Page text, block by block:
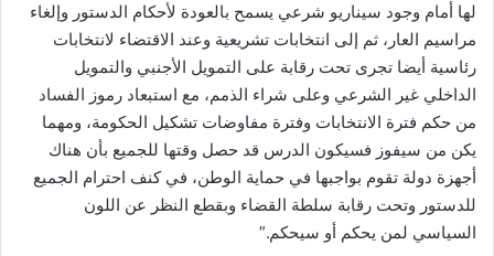
لها أمام وجود سيناريو شرعي يسمح بالعودة لأحكام الدستور وإلغاء
مراسيم العار، ثم إلى انتخابات تشريعية وعند الاقتضاء لانتخابات
رئاسية أيضا تجرى تحت رقابة على التمويل الأجنبي والتمويل
الداخلي غير الشرعي وعلى شراء الذمم، مع استبعاد رموز الفساد
من حكم فترة الانتخابات وفترة مفاوضات تشكيل الحكومة، ومهما
يكن من سيفوز فسيكون الدرس قد حصل وقتها للجميع بأن هناك
أجهزة دولة تقوم بواجبها في حماية الوطن، في كنف احترام الجميع
للدستور وتحت رقابة سلطة القضاء وبقطع النظر عن اللون
السياسي لمن يحكم أو سيحكم.”